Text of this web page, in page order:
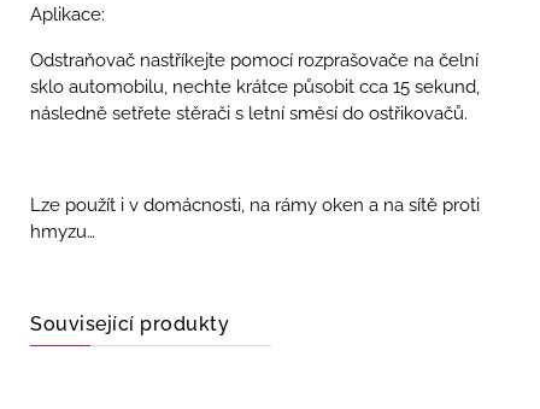
Aplikace:
Odstraňovač nastříkejte pomocí rozprašovače na čelní
sklo automobilu, nechte krátce působit cca 15 sekund,
následně setřete stěrači s letní směsí do ostřikovačů.
Lze použít i v domácnosti, na rámy oken a na sítě proti
hmyzu…
Související produkty